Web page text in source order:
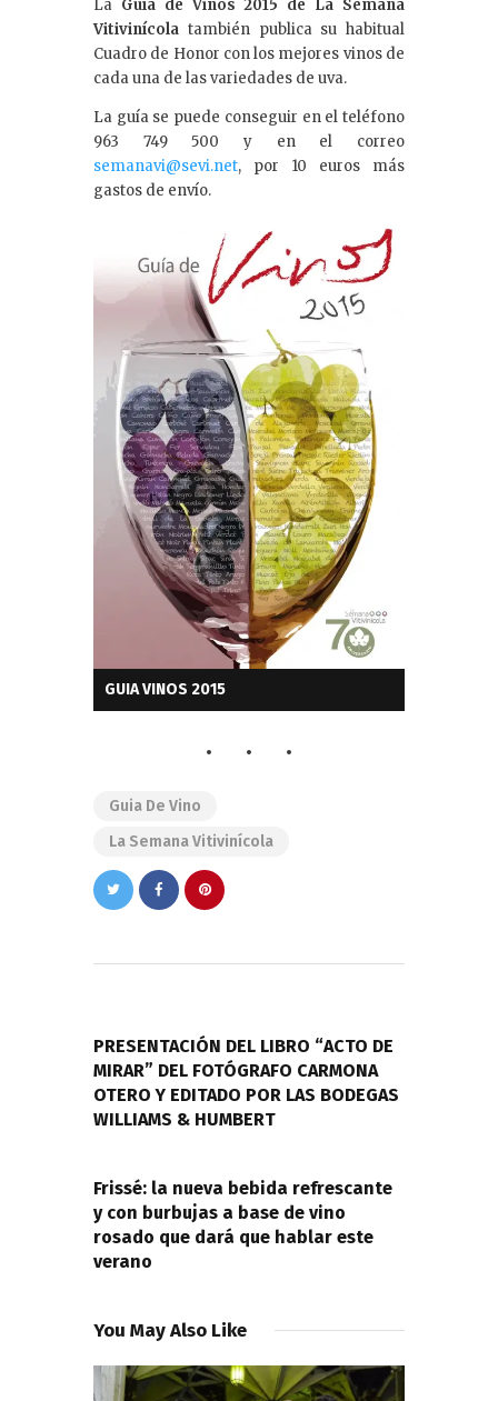
La Guía de Vinos 2015 de La Semana
Vitivinícola también publica su habitual
Cuadro de Honor con los mejores vinos de
cada una de las variedades de uva.
La guía se puede conseguir en el teléfono
963 749 500 y en el correo
semanavi@sevi.net, por 10 euros más
gastos de envío.
GUIA VINOS 2015
Guia De Vino
La Semana Vitivinícola
entradas
PRESENTACIÓN DEL LIBRO “ACTO DE
MIRAR” DEL FOTÓGRAFO CARMONA
OTERO Y EDITADO POR LAS BODEGAS
WILLIAMS & HUMBERT
Frissé: la nueva bebida refrescante
y con burbujas a base de vino
rosado que dará que hablar este
verano
You May Also Like